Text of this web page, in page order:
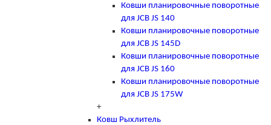
Ковши планировочные поворотные
для JCB JS 140
Ковши планировочные поворотные
для JCB JS 145D
Ковши планировочные поворотные
для JCB JS 160
Ковши планировочные поворотные
для JCB JS 175W
+
Ковш Рыхлитель